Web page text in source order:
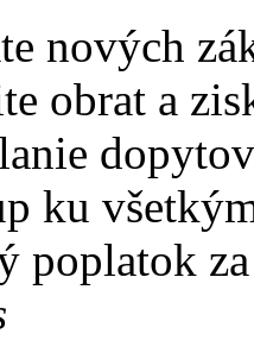
nových
obrat a
ku
poplatok